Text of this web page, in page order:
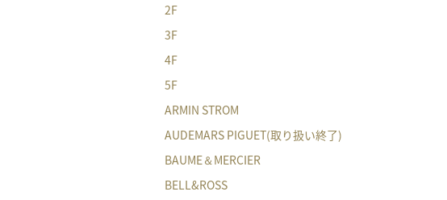
2F
3F
4F
5F
ARMIN STROM
AUDEMARS PIGUET(取り扱い終了)
BAUME＆MERCIER
BELL&ROSS